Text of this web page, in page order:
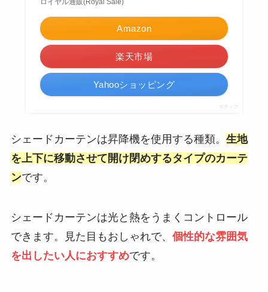
Amazon
楽天市場
Yahooショッピング
ポチップ
シェードカーテンは昇降機を使用する種類。 生地
を上下に移動させて開け閉めするタイプのカーテ
ンです。
シェードカーテンは光と熱をうまくコントロール
できます。見た目もおしゃれで、 個性的な雰囲気
を出したい人におすすめです。